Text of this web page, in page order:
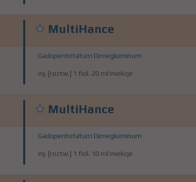
MultiHance
Gadopentetatum Dimegluminum
inj. [roztw.] 1 fiol. 20 ml Iniekcje
MultiHance
Gadopentetatum Dimegluminum
inj. [roztw.] 1 fiol. 10 ml Iniekcje